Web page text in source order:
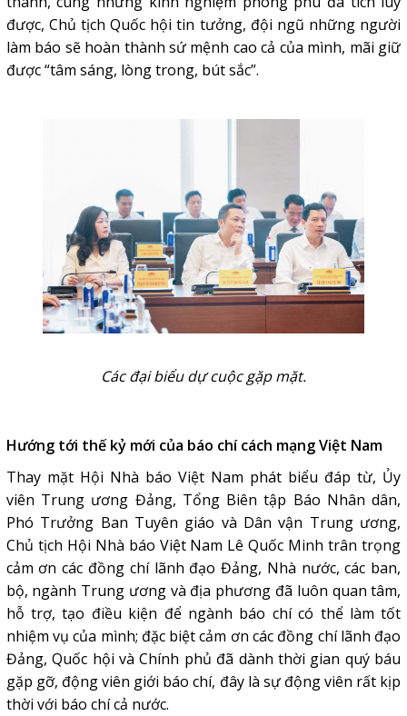
được, Chủ tịch Quốc hội tin tưởng, đội ngũ những người
làm báo sẽ hoàn thành sứ mệnh cao cả của mình, mãi giữ
được “tâm sáng, lòng trong, bút sắc”.
Các đại biểu dự cuộc gặp mặt.
Hướng tới thế kỷ mới của báo chí cách mạng Việt Nam
Thay mặt Hội Nhà báo Việt Nam phát biểu đáp từ, Ủy
viên Trung ương Đảng, Tổng Biên tập Báo Nhân dân,
Phó Trưởng Ban Tuyên giáo và Dân vận Trung ương,
Chủ tịch Hội Nhà báo Việt Nam Lê Quốc Minh trân trọng
cảm ơn các đồng chí lãnh đạo Đảng, Nhà nước, các ban,
bộ, ngành Trung ương và địa phương đã luôn quan tâm,
hỗ trợ, tạo điều kiện để ngành báo chí có thể làm tốt
nhiệm vụ của mình; đặc biệt cảm ơn các đồng chí lãnh đạo
Đảng, Quốc hội và Chính phủ đã dành thời gian quý báu
gặp gỡ, động viên giới báo chí, đây là sự động viên rất kịp
thời với báo chí cả nước.